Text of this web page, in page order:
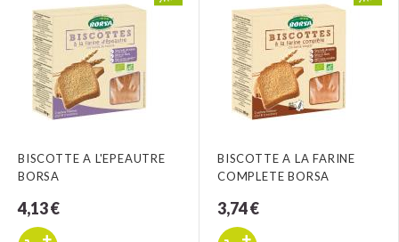
BISCOTTE A L'EPEAUTRE
BORSA
4,13 €
BISCOTTE A LA FARINE
COMPLETE BORSA
3,74 €